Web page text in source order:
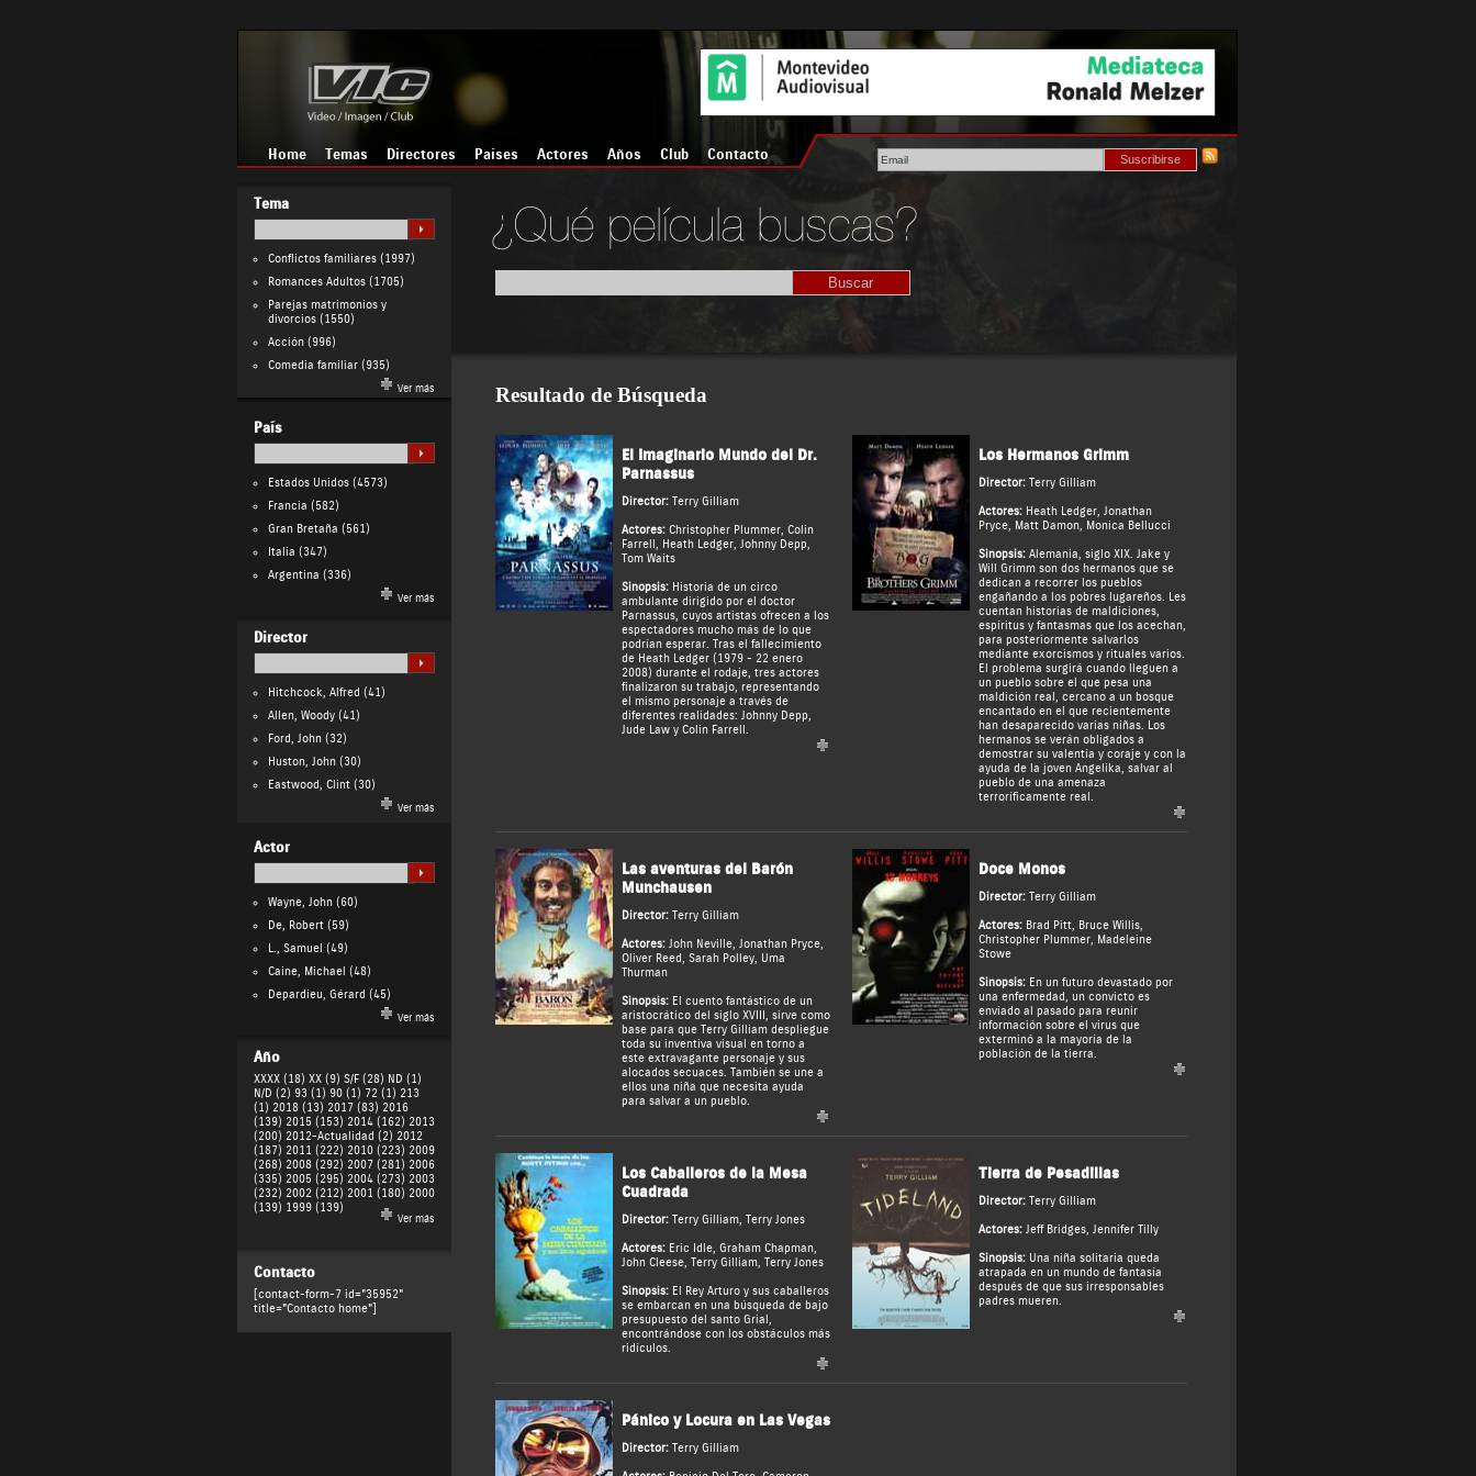
Home Temas Directores Países Actores Años Club Contacto
Tema
Conflictos familiares(1997)
Romances Adultos(1705)
Parejas matrimonios y
divorcios(1550)
Acción(996)
Comedia familiar(935)
Ver más
País
Estados Unidos(4573)
Francia (582)
Gran Bretaña (561)
Italia (347)
Argentina (336)
Ver más
Director
Hitchcock, Alfred (41)
Allen, Woody(41)
Ford, John(32)
Huston, John(30)
Eastwood, Clint(30)
Ver más
Actor
Wayne, John(60)
De, Robert(59)
L., Samuel (49)
Caine, Michael (48)
Depardieu, Gérard (45)
Ver más
Año
XXXX (18) XX (9) S/F (28) ND (1)
N/D (2) 93 (1) 90 (1) 72 (1) 213
(1) 2018 (13) 2017 (83) 2016
(139) 2015 (153) 2014 (162) 2013
(200) 2012-Actualidad (2) 2012
(187) 2011 (222) 2010 (223) 2009
(268) 2008 (292) 2007 (281) 2006
(335) 2005 (295) 2004 (273) 2003
(232) 2002 (212) 2001 (180) 2000
(139) 1999 (139)
Ver más
Contacto
[contact-form-7 id="35952"
title="Contacto home"]
Resultado de Búsqueda
El Imaginario Mundo del Dr.
Parnassus
Director: Terry Gilliam
Actores: Christopher Plummer, Colin
Farrell , Heath Ledger, Johnny Depp,
Tom Waits
Sinopsis:Historia de un circo
ambulante dirigido por el doctor
Parnassus, cuyos artistas ofrecen a los
espectadores mucho más de lo que
podrían esperar. Tras el fallecimiento
de Heath Ledger (1979 - 22 enero
2008) durante el rodaje, tres actores
finalizaron su trabajo, representando
el mismo personaje a través de
diferentes realidades: Johnny Depp,
Jude Law y Colin Farrell.
Los Hermanos Grimm
Director: Terry Gilliam
Actores: Heath Ledger, Jonathan
Pryce, Matt Damon, Monica Bellucci
Sinopsis:Alemania, siglo XIX. Jake y
Will Grimm son dos hermanos que se
dedican a recorrer los pueblos
engañando a los pobres lugareños. Les
cuentan historias de maldiciones,
espíritus y fantasmas que los acechan,
para posteriormente salvarlos
mediante exorcismos y rituales varios.
El problema surgirá cuando lleguen a
un pueblo sobre el que pesa una
maldición real, cercano a un bosque
encantado en el que recientemente
han desaparecido varias niñas. Los
hermanos se verán obligados a
demostrar su valentía y coraje y con la
ayuda de la joven Angelika, salvar al
pueblo de una amenaza
terroríficamente real.
Las aventuras del Barón
Munchausen
Director: Terry Gilliam
Actores: John Neville, Jonathan Pryce,
Oliver Reed, Sarah Polley, Uma
Thurman
Sinopsis:El cuento fantástico de un
aristocrático del siglo XVIII, sirve como
base para que Terry Gilliam despliegue
toda su inventiva visual en torno a
este extravagante personaje y sus
alocados secuaces. También se une a
ellos una niña que necesita ayuda
para salvar a un pueblo.
Doce Monos
Director: Terry Gilliam
Actores: Brad Pitt, Bruce Willis,
Christopher Plummer, Madeleine
Stowe
Sinopsis:En un futuro devastado por
una enfermedad, un convicto es
enviado al pasado para reunir
información sobre el virus que
exterminó a la mayoría de la
población de la tierra.
Los Caballeros de la Mesa
Cuadrada
Director: Terry Gilliam, Terry Jones
Actores: Eric Idle, Graham Chapman,
John Cleese, Terry Gilliam, Terry Jones
Sinopsis:El Rey Arturo y sus caballeros
se embarcan en una búsqueda de bajo
presupuesto del santo Grial,
encontrándose con los obstáculos más
ridículos.
Tierra de Pesadillas
Director: Terry Gilliam
Actores: Jeff Bridges, Jennifer Tilly
Sinopsis:Una niña solitaria queda
atrapada en un mundo de fantasía
después de que sus irresponsables
padres mueren.
Pánico y Locura en Las Vegas
Director: Terry Gilliam